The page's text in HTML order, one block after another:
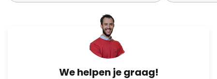
We helpen je graag!